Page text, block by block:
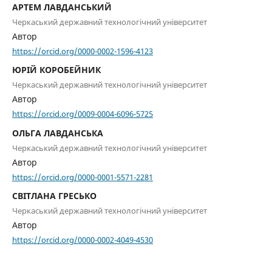
АРТЕМ ЛАВДАНСЬКИЙ
Черкаський державний технологічний університет
Автор
https://orcid.org/0000-0002-1596-4123
ЮРІЙ КОРОБЕЙНИК
Черкаський державний технологічний університет
Автор
https://orcid.org/0009-0004-6096-5725
ОЛЬГА ЛАВДАНСЬКА
Черкаський державний технологічний університет
Автор
https://orcid.org/0000-0001-5571-2281
СВІТЛАНА ГРЕСЬКО
Черкаський державний технологічний університет
Автор
https://orcid.org/0000-0002-4049-4530